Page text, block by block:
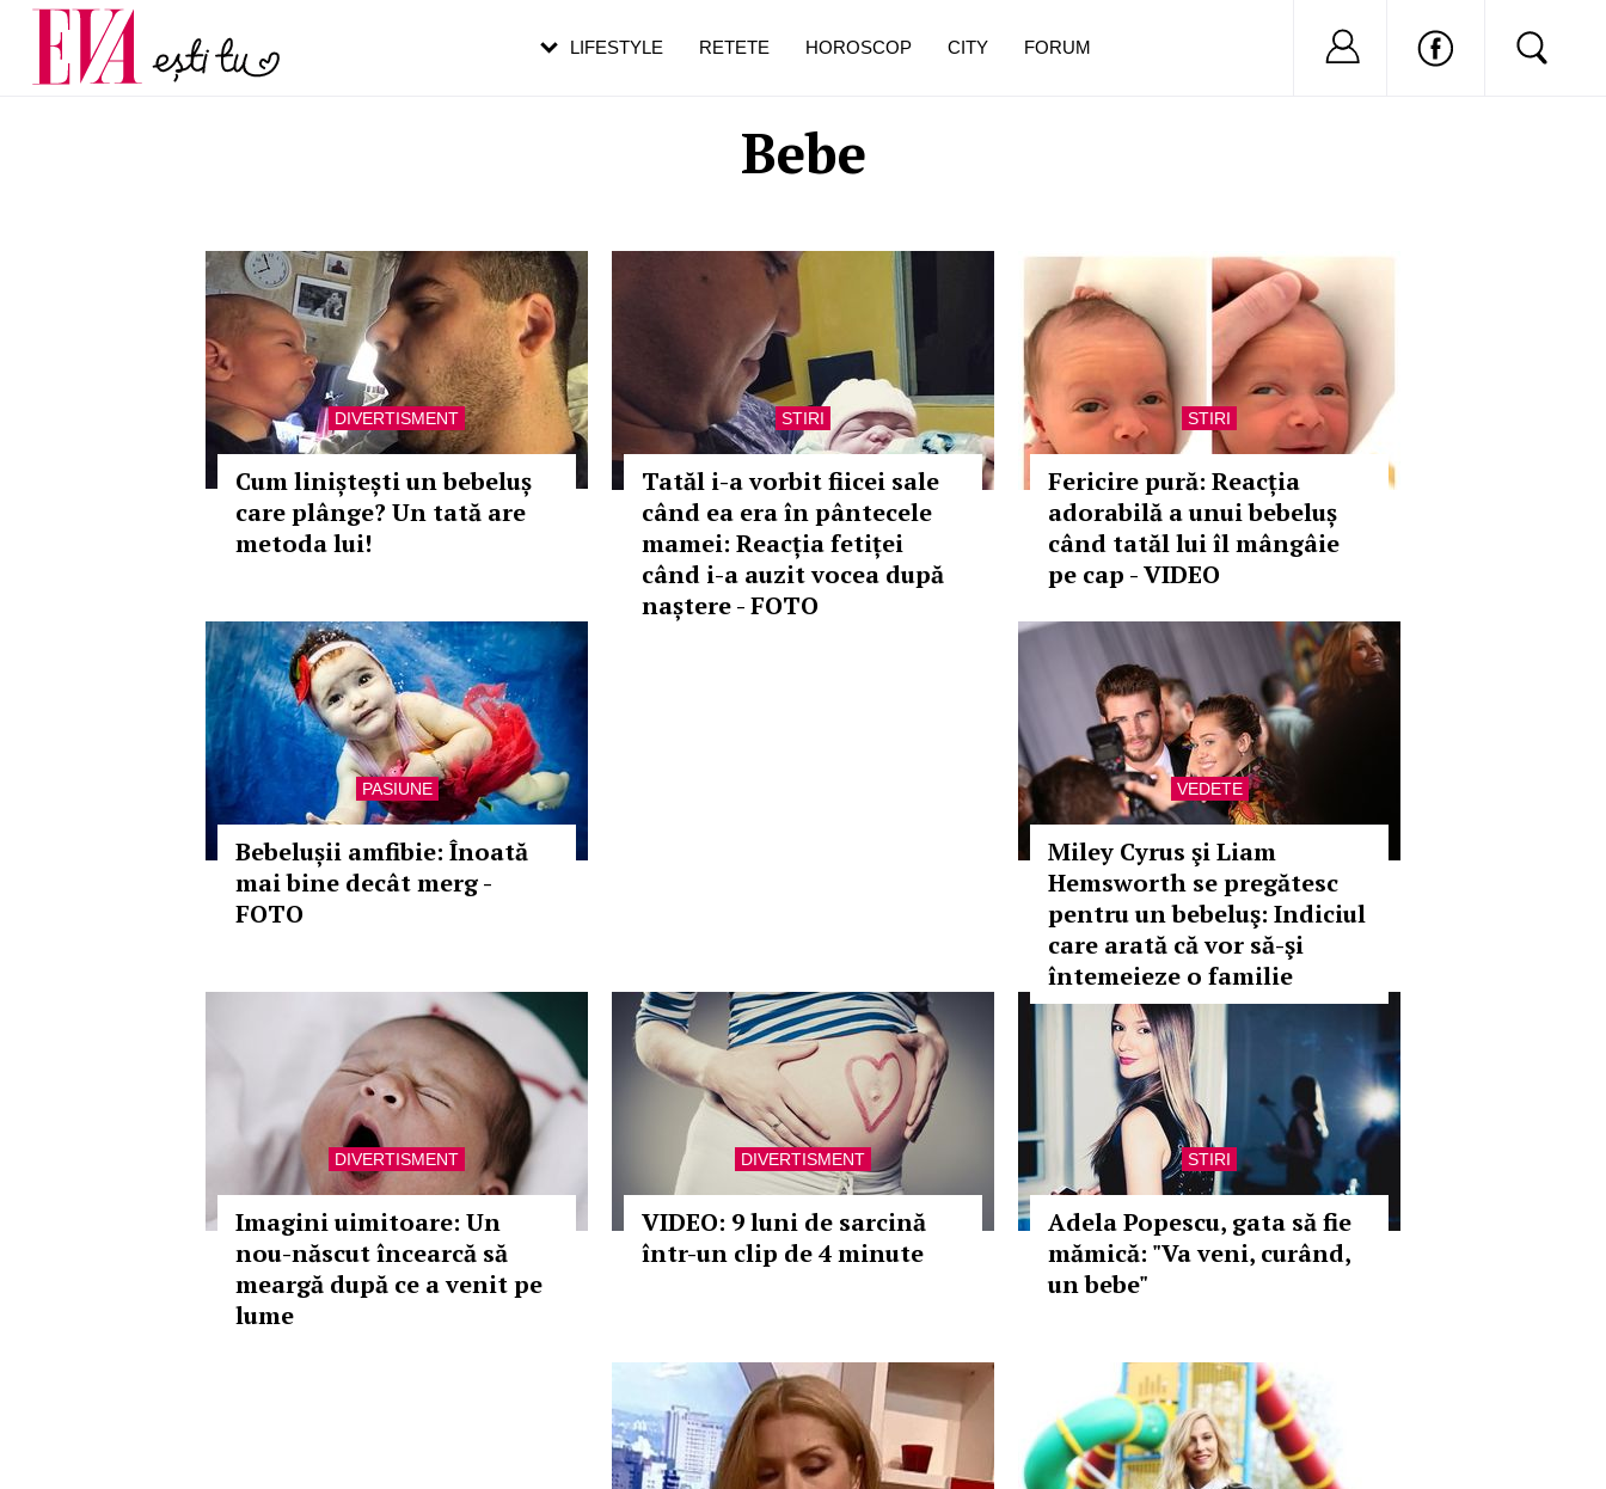
Bebe
DIVERTISMENT
Cum liniștești un bebeluș
care plânge? Un tată are
metoda lui!
STIRI
Tatăl i-a vorbit fiicei sale
când ea era în pântecele
mamei: Reacția fetiței
când i-a auzit vocea după
naștere - FOTO
STIRI
Fericire pură: Reacția
adorabilă a unui bebeluș
când tatăl lui îl mângâie
pe cap - VIDEO
PASIUNE
Bebelușii amfibie: Înoată
mai bine decât merg -
FOTO
VEDETE
Miley Cyrus şi Liam
Hemsworth se pregătesc
pentru un bebeluş: Indiciul
care arată că vor să-şi
întemeieze o familie
DIVERTISMENT
Imagini uimitoare: Un
nou-născut încearcă să
meargă după ce a venit pe
lume
DIVERTISMENT
VIDEO: 9 luni de sarcină
într-un clip de 4 minute
STIRI
Adela Popescu, gata să fie
mămică: "Va veni, curând,
un bebe"
LIFESTYLE RETETE HOROSCOP CITY FORUM Nu ai cont?
Carieră
Actualitate
pe măsură ce înaintezi în vârstă